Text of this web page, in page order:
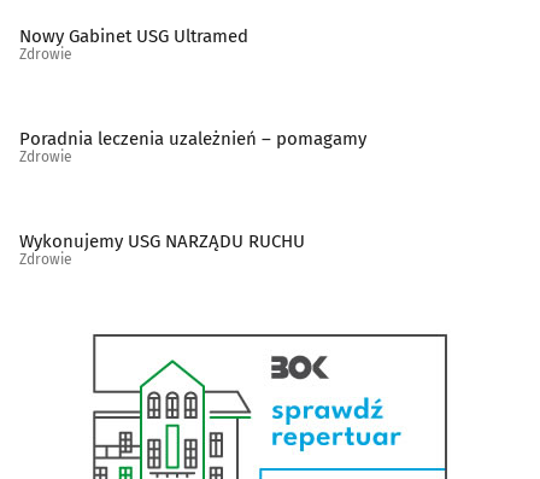
Protetyczne usługi(53)
Rehabilitacja, fizjoterapia
Stomatologia(182)
Szkoły rodzenia(5)
(8)
Nowy Gabinet USG Ultramed
Zdrowie
Poradnia leczenia uzależnień – pomagamy
Zdrowie
Wykonujemy USG NARZĄDU RUCHU
Zdrowie